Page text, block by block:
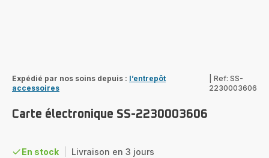
Expédié par nos soins depuis : l’entrepôt
accessoires
Ref: SS-
2230003606
Carte électronique SS-2230003606
En stock Livraison en 3 jours